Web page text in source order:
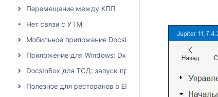
Перемещение между КПП
Нет связи с УТМ
Мобильное приложение DocsInBox
Приложение для Windows: Dxbx.Desktop
DocsInBox для ТСД: запуск приложения на терминалах
Полезное для ресторанов о ЕГАИС